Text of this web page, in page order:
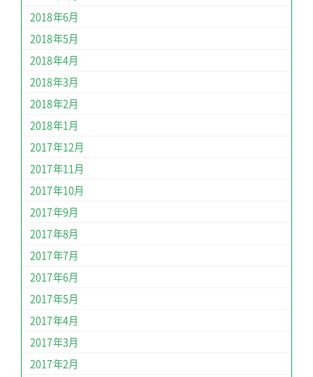
2018年6月
2018年5月
2018年4月
2018年3月
2018年2月
2018年1月
2017年12月
2017年11月
2017年10月
2017年9月
2017年8月
2017年7月
2017年6月
2017年5月
2017年4月
2017年3月
2017年2月